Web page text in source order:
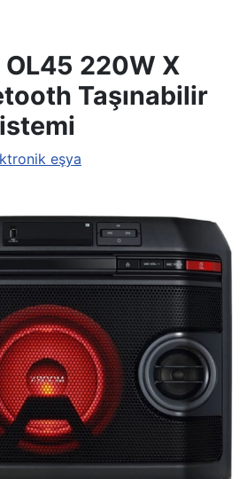
OL45 220W X
Taşınabilir
eşya